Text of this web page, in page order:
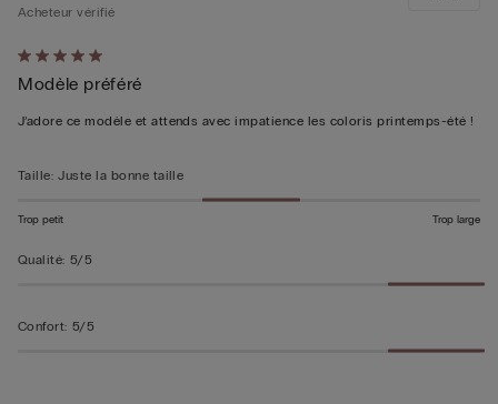
Évalué
5sur 5
Acheteur vérifié
Modèle préféré
J’adore ce modèle et attends avec impatience les coloris printemps-été !
Taille: Juste la bonne taille
Trop petit Trop large
Qualité: 5/5
Confort: 5/5